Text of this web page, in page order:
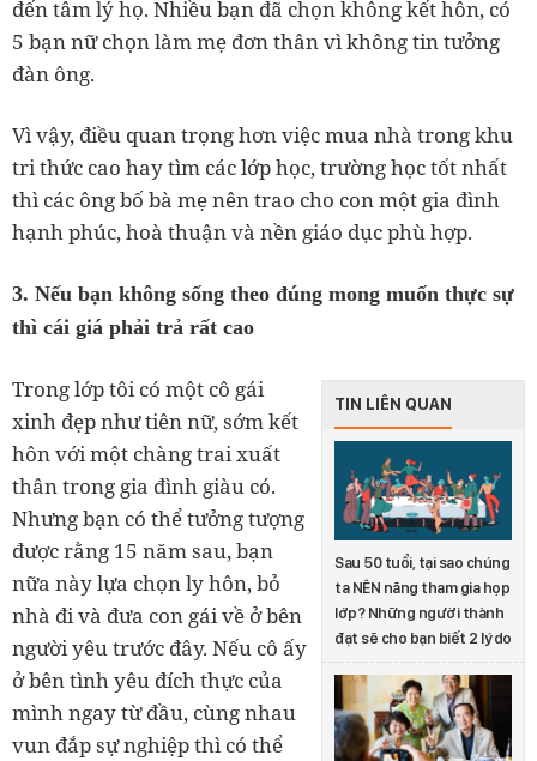
đến tâm lý họ. Nhiều bạn đã chọn không kết hôn, có
5 bạn nữ chọn làm mẹ đơn thân vì không tin tưởng
đàn ông.
Vì vậy, điều quan trọng hơn việc mua nhà trong khu
tri thức cao hay tìm các lớp học, trường học tốt nhất
thì các ông bố bà mẹ nên trao cho con một gia đình
hạnh phúc, hoà thuận và nền giáo dục phù hợp.
3. Nếu bạn không sống theo đúng mong muốn thực sự
thì cái giá phải trả rất cao
TIN LIÊN QUAN
Sau 50 tuổi, tại sao chúng
ta NÊN năng tham gia họp
lớp? Những người thành
đạt sẽ cho bạn biết 2 lý do
Trong lớp tôi có một cô gái
xinh đẹp như tiên nữ, sớm kết
hôn với một chàng trai xuất
thân trong gia đình giàu có.
Nhưng bạn có thể tưởng tượng
được rằng 15 năm sau, bạn
nữa này lựa chọn ly hôn, bỏ
nhà đi và đưa con gái về ở bên
người yêu trước đây. Nếu cô ấy
ở bên tình yêu đích thực của
mình ngay từ đầu, cùng nhau
vun đắp sự nghiệp thì có thể